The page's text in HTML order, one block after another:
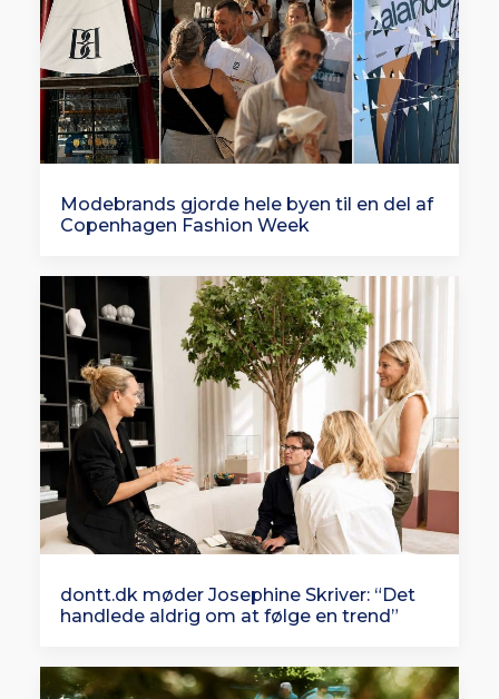
Modebrands gjorde hele byen til en del af
Copenhagen Fashion Week
dontt.dk møder Josephine Skriver: “Det
handlede aldrig om at følge en trend”